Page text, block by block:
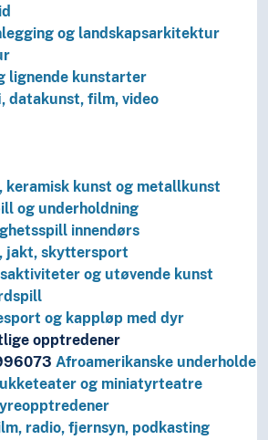
og landskapsarkitektur
lignende kunstarter
datakunst, film, video
keramisk kunst og metallkunst
og underholdning
innendørs
jakt, skyttersport
og utøvende kunst
og kappløp med dyr
opptredener
Afroamerikanske
og miniatyrteatre
radio, fjernsyn, podkasting